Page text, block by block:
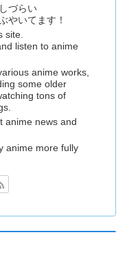
づらい
やいてます！
site.
listen to anime
anime works,
some older
tons of
anime news and
anime more fully